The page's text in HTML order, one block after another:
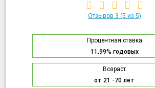
Отзывов 3 (5 из 5)
Процентная ставка
11,99% годовых
Возраст
от 21 -70 лет